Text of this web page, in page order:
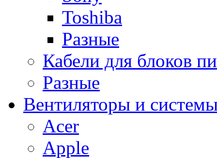
Toshiba
Разные
Кабели для блоков
Разные
Вентиляторы и
Acer
Apple